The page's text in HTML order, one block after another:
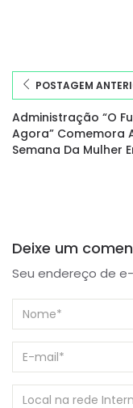
POSTAGEM
Administração “O
Agora” Comemora
Semana Da Mulher
Deixe um
Seu endereço de